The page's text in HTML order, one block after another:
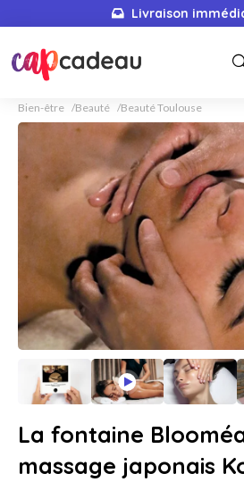
Livraison
Bien-être Beauté Beauté Toulouse
La fontaine
massage japonais